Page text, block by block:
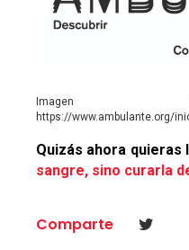
Imagen
https://www.ambulante.org/
Quizás ahora quieras
sangre, sino curarla
Comparte